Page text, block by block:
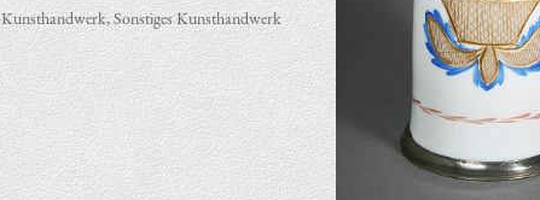
Kunsthandwerk,Sonstiges Kunsthandwerk